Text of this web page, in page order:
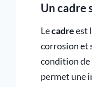
Un cadre
Lecadreest
corrosion et
condition de
permet une